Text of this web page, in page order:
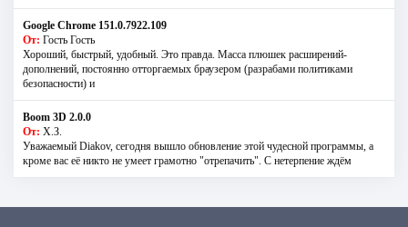
Google Chrome 151.0.7922.109
От: Гость Гость
Хороший, быстрый, удобный. Это правда. Масса плюшек расширений-
дополнений, постоянно отторгаемых браузером (разрабами политиками
безопасности) и
Boom 3D 2.0.0
От: Х.З.
Уважаемый Diakov, сегодня вышло обновление этой чудесной программы, а
кроме вас её никто не умеет грамотно "отрепачить". С нетерпение ждём